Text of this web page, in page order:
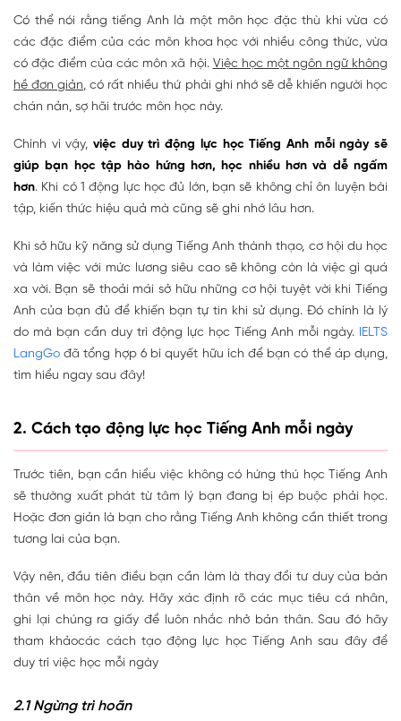
Có thể nói rằng tiếng Anh là một môn học đặc thù khi vừa có
các đặc điểm của các môn khoa học với nhiều công thức, vừa
có đặc điểm của các môn xã hội. Việc học một ngôn ngữ không
hề đơn giản, có rất nhiều thứ phải ghi nhớ sẽ dễ khiến người học
chán nản, sợ hãi trước môn học này.
Chính vì vậy,việc duy trì động lực học Tiếng Anh mỗi ngày sẽ
giúp bạn học tập hào hứng hơn, học nhiều hơn và dễ ngấm
hơn. Khi có 1 động lực học đủ lớn, bạn sẽ không chỉ ôn luyện bài
tập, kiến thức hiệu quả mà cũng sẽ ghi nhớ lâu hơn.
Khi sở hữu kỹ năng sử dụng Tiếng Anh thành thạo, cơ hội du học
và làm việc với mức lương siêu cao sẽ không còn là việc gì quá
xa vời. Bạn sẽ thoải mái sở hữu những cơ hội tuyệt vời khi Tiếng
Anh của bạn đủ để khiến bạn tự tin khi sử dụng. Đó chính là lý
do mà bạn cần duy trì động lực học Tiếng Anh mỗi ngày. IELTS
LangGo đã tổng hợp 6 bí quyết hữu ích để bạn có thể áp dụng,
tìm hiểu ngay sau đây!
2. Cách tạo động lực học Tiếng Anh mỗi ngày
Trước tiên, bạn cần hiểu việc không có hứng thú học Tiếng Anh
sẽ thường xuất phát từ tâm lý bạn đang bị ép buộc phải học.
Hoặc đơn giản là bạn cho rằng Tiếng Anh không cần thiết trong
tương lai của bạn.
Vậy nên, đầu tiên điều bạn cần làm là thay đổi tư duy của bản
thân về môn học này. Hãy xác định rõ các mục tiêu cá nhân,
ghi lại chúng ra giấy để luôn nhắc nhở bản thân. Sau đó hãy
tham khảocác cách tạo động lực học Tiếng Anh sau đây để
duy trì việc học mỗi ngày
2.1 Ngừng trì hoãn